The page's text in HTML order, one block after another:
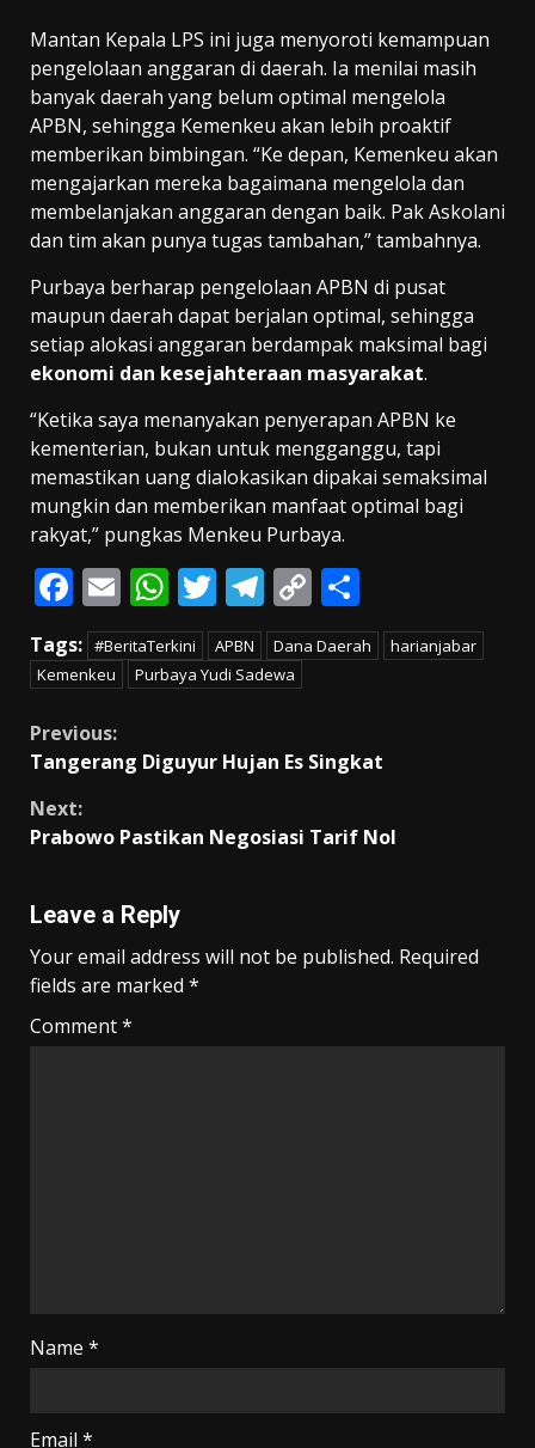
Mantan Kepala LPS ini juga menyoroti kemampuan
pengelolaan anggaran di daerah. Ia menilai masih
banyak daerah yang belum optimal mengelola
APBN, sehingga Kemenkeu akan lebih proaktif
memberikan bimbingan. “Ke depan, Kemenkeu akan
mengajarkan mereka bagaimana mengelola dan
membelanjakan anggaran dengan baik. Pak Askolani
dan tim akan punya tugas tambahan,” tambahnya.
Purbaya berharap pengelolaan APBN di pusat
maupun daerah dapat berjalan optimal, sehingga
setiap alokasi anggaran berdampak maksimal bagi
ekonomi dan kesejahteraan masyarakat.
“Ketika saya menanyakan penyerapan APBN ke
kementerian, bukan untuk mengganggu, tapi
memastikan uang dialokasikan dipakai semaksimal
mungkin dan memberikan manfaat optimal bagi
rakyat,” pungkas Menkeu Purbaya.
F
ac
e
b
o
o
k
E
m
ai
l
W
h
at
s
p
p
T
w
itt
er
T
el
e
gr
m
C
o
p
n
k
h
ar
Tags: #BeritaTerkini APBN Dana Daerah
harianjabar
Kemenkeu
Purbaya Yudi Sadewa
Continue
Reading
Previous:
Tangerang Diguyur Hujan Es Singkat
Next:
Prabowo Pastikan Negosiasi Tarif Nol
Leave a Reply
Your email address will not be published. Required
fields are marked *
Comment*
Name *
Email *